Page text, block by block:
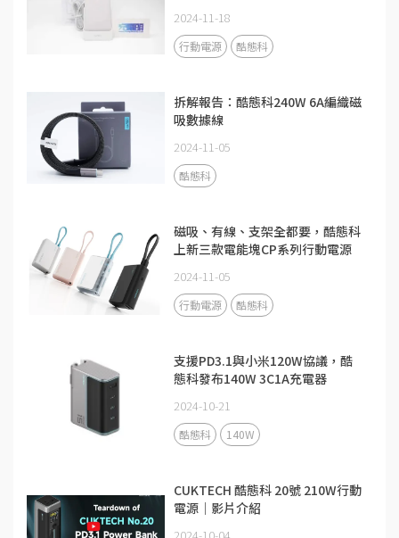
2024-11-18
行動電源 酷態科
拆解報告：酷態科240W 6A編織磁
吸數據線
2024-11-05
酷態科
磁吸、有線、支架全都要，酷態科
上新三款電能塊CP系列行動電源
2024-11-05
行動電源 酷態科
支援PD3.1與小米120W協議，酷
態科發布140W 3C1A充電器
2024-10-21
酷態科 140W
CUKTECH 酷態科 20號 210W行動
電源｜影片介紹
2024-10-04